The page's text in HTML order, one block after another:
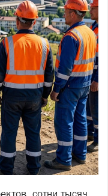
сотни тысяч